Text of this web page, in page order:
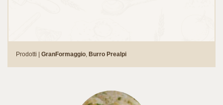
Prodotti | GranFormaggio, Burro Prealpi